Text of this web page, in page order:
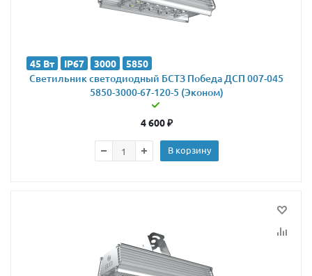
45 Вт IP67 3000 5850
Светильник светодиодный БСТЗ Победа ДСП 007-045
5850-3000-67-120-5 (Эконом)
4 600₽
В корзину